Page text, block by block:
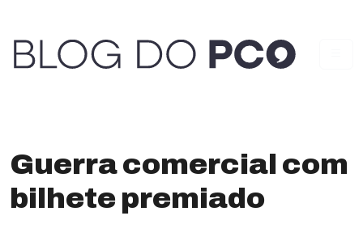
Guerra comercial com
bilhete premiado